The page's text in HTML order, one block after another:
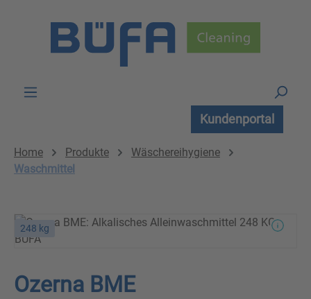
Kundenportal
Home Produkte
Wäschereihygiene
Waschmittel
248 kg
Ozerna BME